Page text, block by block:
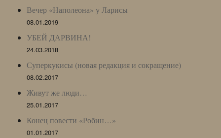
Вечер «Наполеона» у Ларисы
08.01.2019
УБЕЙ ДАРВИНА!
24.03.2018
Суперкукисы (новая редакция и сокращение)
08.02.2017
Живут же люди…
25.01.2017
Конец повести «Робин…»
01.01.2017